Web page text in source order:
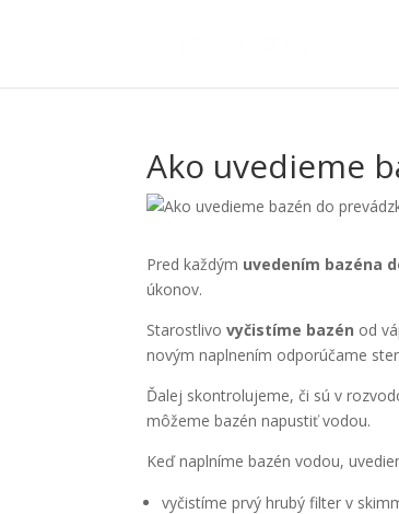
Ako uvedieme
Pred každým uvedením bazéna
úkonov.
Starostlivovyčistíme bazén od
novým naplnením odporúčame
Ďalej skontrolujeme, či sú v
môžeme bazén napustiť vodou.
Keď naplníme bazén vodou,
vyčistíme prvý hrubý filter v